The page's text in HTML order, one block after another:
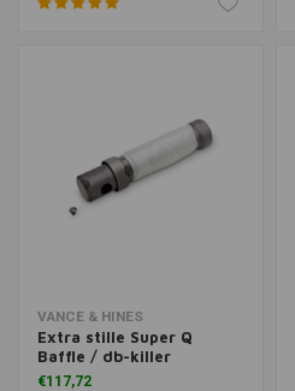
VANCE & HINES
Extra stille Super Q
Baffle / db-killer
€117,72